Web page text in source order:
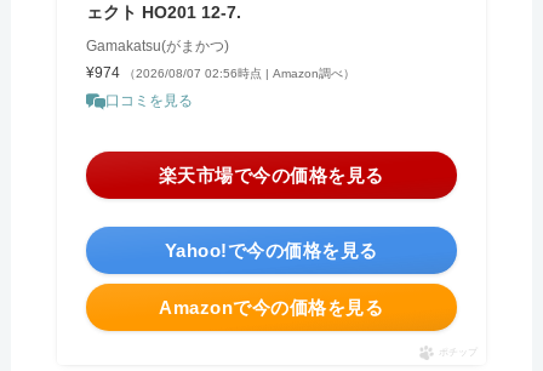
ェクト HO201 12-7.
Gamakatsu(がまかつ)
¥974
（2026/08/07 02:56時点 | Amazon調べ）
口コミを見る
Amazonで今の価格を見る
楽天市場で今の価格を見る
Yahoo!で今の価格を見る
ポチップ